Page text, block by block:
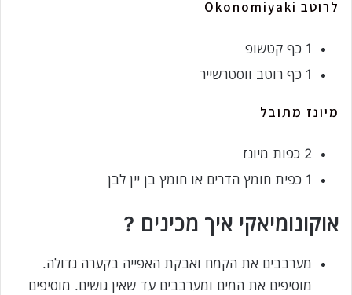
לרוטב Okonomiyaki
1 כף קטשופ
1 כף רוטב ווסטרשייר
מיונז מתובל
2 כפות מיונז
1 כפית חומץ הדרים או חומץ בן יין לבן
אוקונומיאקי איך מכינים ?
מערבבים את הקמח ואבקת האפייה בקערה גדולה.
מוסיפים את המים ומערבבים עד שאין גושים. מוסיפים